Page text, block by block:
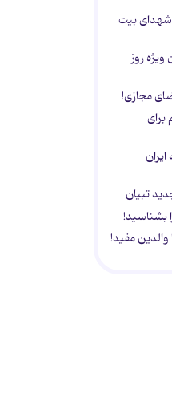
شهدای بیت
روز
مجازی!
برای
تبیان
بشناسید!
مفید!